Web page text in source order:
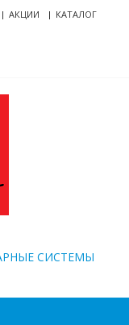
АКЦИИ КАТАЛОГ
СИСТЕМЫ